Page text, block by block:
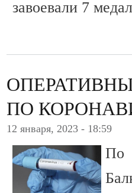
завоевали 7
ПО
12 января, 2023 - 18:59
По